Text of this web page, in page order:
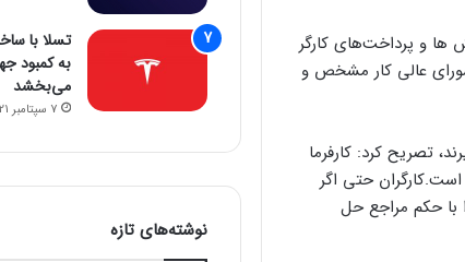
ها و پرداخت‌های کارگر
عالی کار مشخص و
تصریح کرد: کارفرما
است.کارگران حتی اگر
با حکم مراجع حل
تسلا با
به کمبود
می‌بخشد
7 سپتامبر 2021
نوشته‌های تازه